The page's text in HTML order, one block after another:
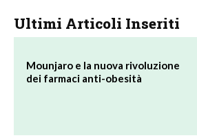
Ultimi Articoli Inseriti
Mounjaro e la nuova rivoluzione
dei farmaci anti-obesità